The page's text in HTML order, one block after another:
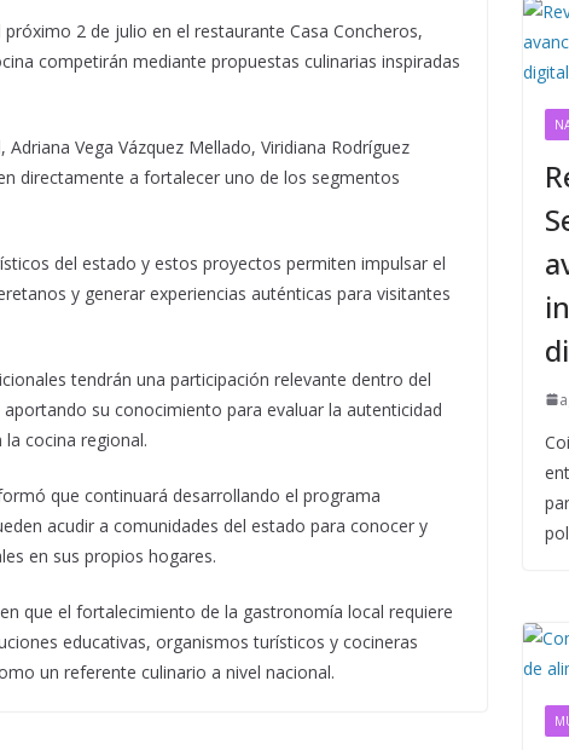
2 de julio en el restaurante Casa Concheros,
competirán mediante propuestas culinarias inspiradas
Vega Vázquez Mellado, Viridiana Rodríguez
directamente a fortalecer uno de los segmentos
del estado y estos proyectos permiten impulsar el
y generar experiencias auténticas para visitantes
tendrán una participación relevante dentro del
su conocimiento para evaluar la autenticidad
cocina regional.
que continuará desarrollando el programa
acudir a comunidades del estado para conocer y
en sus propios hogares.
que el fortalecimiento de la gastronomía local requiere
educativas, organismos turísticos y cocineras
un referente culinario a nivel nacional.